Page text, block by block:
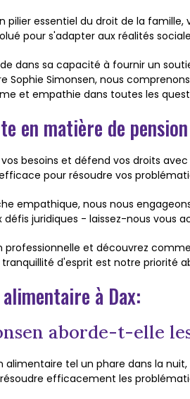
pilier essentiel du droit de la
pour s'adapter aux réalités
dans sa capacité à fournir un
Sophie Simonsen, nous
et empathie dans toutes les
en matière de
besoins et défend vos droits
pour résoudre vos
empathique, nous nous
juridiques - laissez-nous vous
et découvrez
d'esprit est notre priorité
à Dax:
aborde-t-elle
alimentaire tel un phare dans la
efficacement les